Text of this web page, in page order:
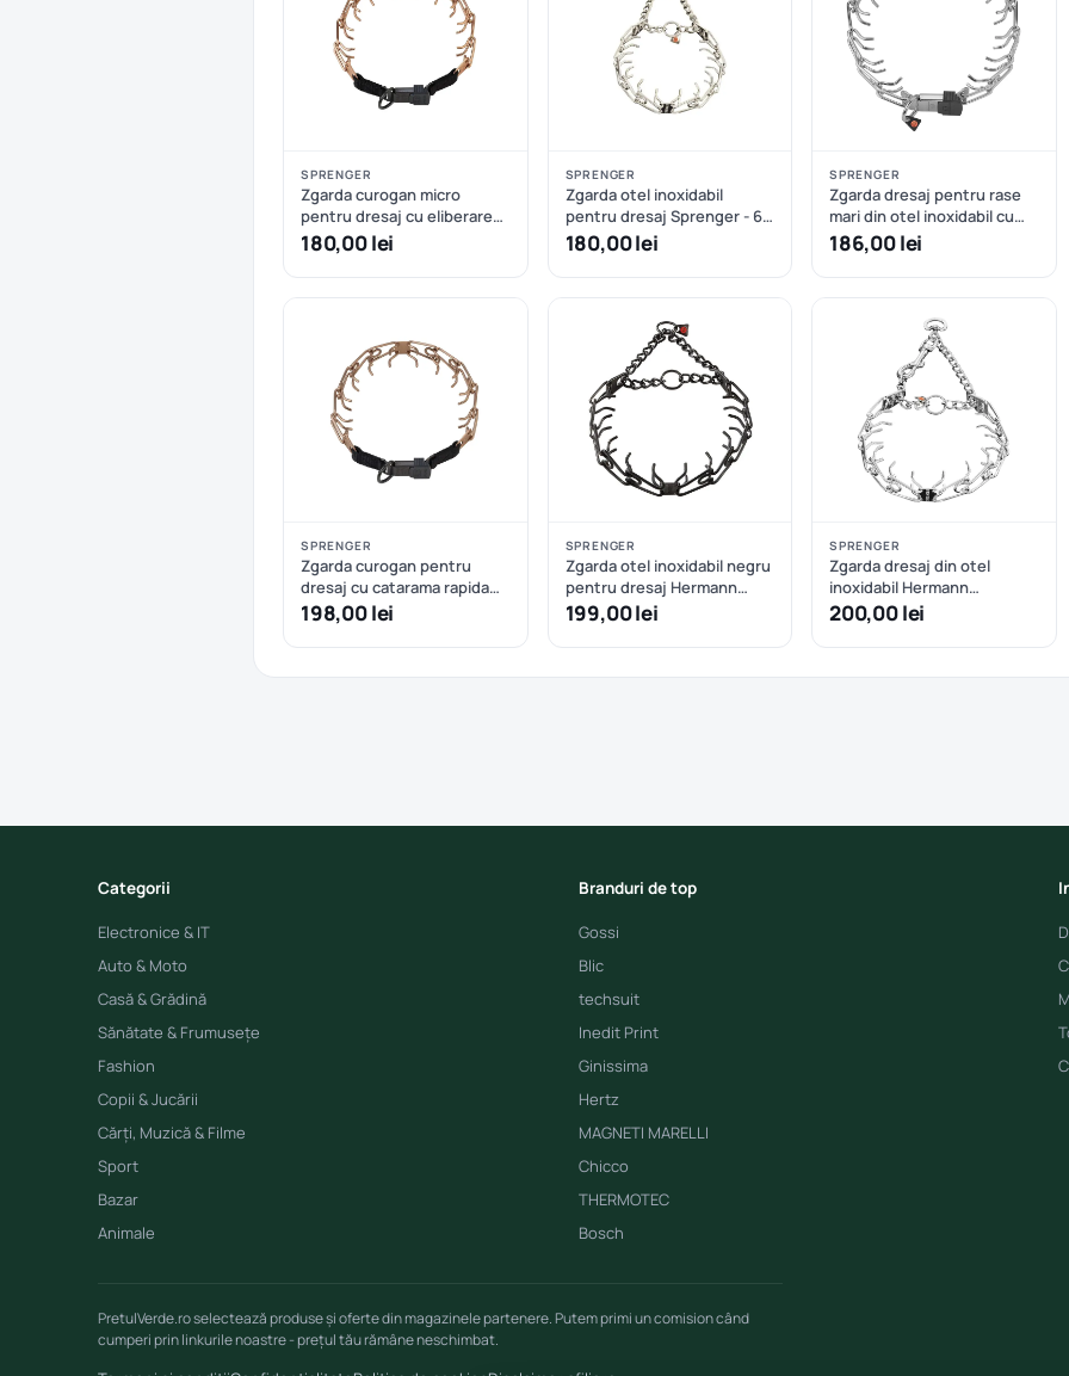
SPRENGER
Zgarda curogan micro
pentru dresaj cu eliberare
rapida Sprenger – 41 cm
180,00 lei
SPRENGER
Zgarda otel inoxidabil
pentru dresaj Sprenger - 63
cm - 4 mm
180,00 lei
SPRENGER
Zgarda dresaj pentru rase
mari din otel inoxidabil cu
eliberate rapida Hermann
Sprenger – 60 cm
186,00 lei
SPRENGER
Zgarda curogan pentru
dresaj cu catarama rapida
Hermann Sprenger - 52 cm
198,00 lei
SPRENGER
Zgarda otel inoxidabil negru
pentru dresaj Hermann
Sprenger - 58 cm
199,00 lei
SPRENGER
Zgarda dresaj din otel
inoxidabil Hermann
Sprenger carabiniera tip
carlig 57 cm
200,00 lei
Categorii
Electronice & IT
Auto & Moto
Casă & Grădină
Sănătate & Frumusețe
Fashion
Copii & Jucării
Cărți, Muzică & Filme
Sport
Bazar
Animale
Branduri de top
Gossi
Blic
techsuit
Inedit Print
Ginissima
Hertz
MAGNETI MARELLI
Chicco
THERMOTEC
Bosch
PretulVerde.ro selectează produse și oferte din magazinele partenere. Putem primi un comision când
cumperi prin linkurile noastre - prețul tău rămâne neschimbat.